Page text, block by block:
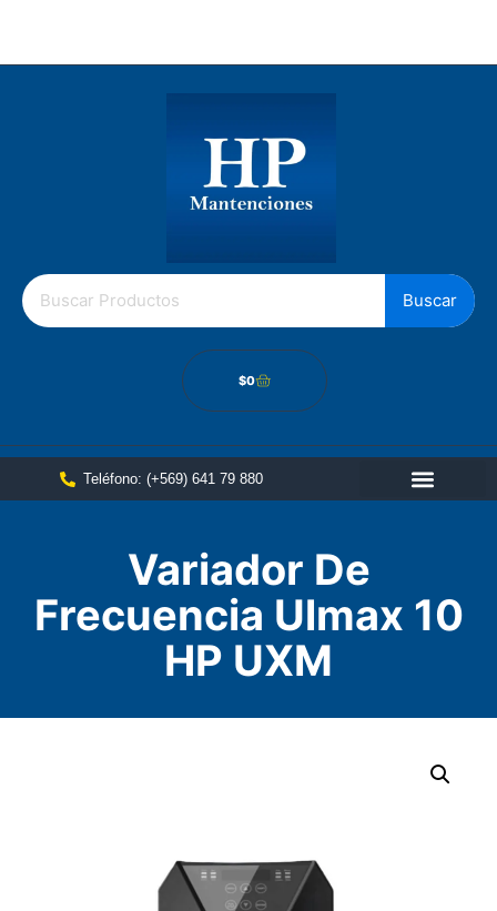
Buscar
$0
Teléfono: (+569) 641 79 880
Variador De
Frecuencia Ulmax 10
HP UXM